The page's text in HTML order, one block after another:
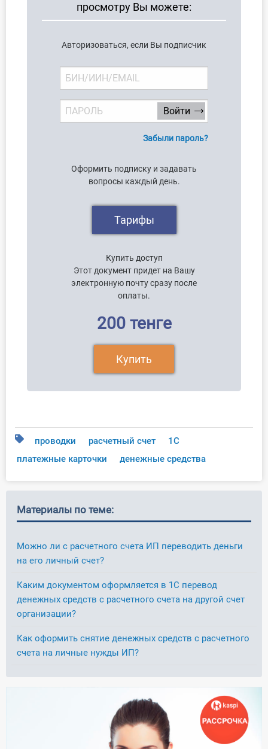
просмотру Вы можете:
Авторизоваться, если Вы подписчик
Забыли пароль?
Оформить подписку и задавать
вопросы каждый день.
Тарифы
Купить доступ
Этот документ придет на Вашу
электронную почту сразу после
оплаты.
200 тенге
Купить
проводки расчетный счет
1С
платежные карточки
денежные средства
Материалы по теме:
Можно ли с расчетного счета ИП переводить деньги
на его личный счет?
Каким документом оформляется в 1С перевод
денежных средств с расчетного счета на другой счет
организации?
Как оформить снятие денежных средств с расчетного
счета на личные нужды ИП?